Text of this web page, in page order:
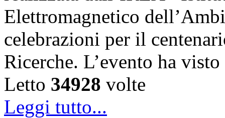
Elettromagnetico
celebrazioni per il
Ricerche. L’evento ha
Letto 34928 volte
Leggi tutto...